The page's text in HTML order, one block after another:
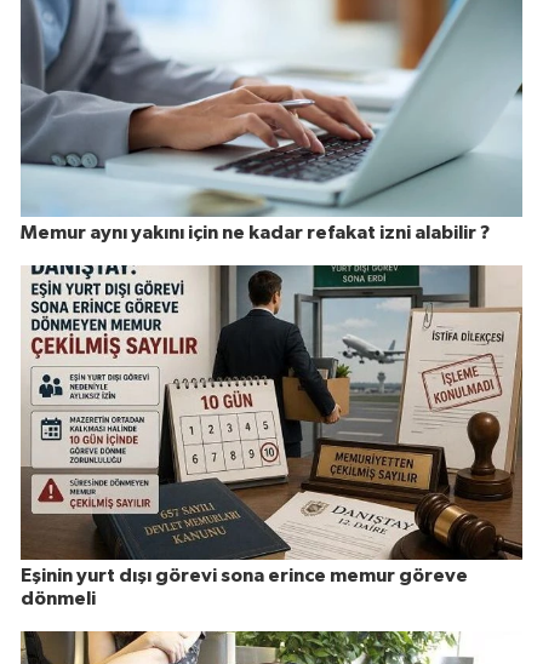
Memur aynı yakını için ne kadar refakat izni alabilir ?
Eşinin yurt dışı görevi sona erince memur göreve
dönmeli